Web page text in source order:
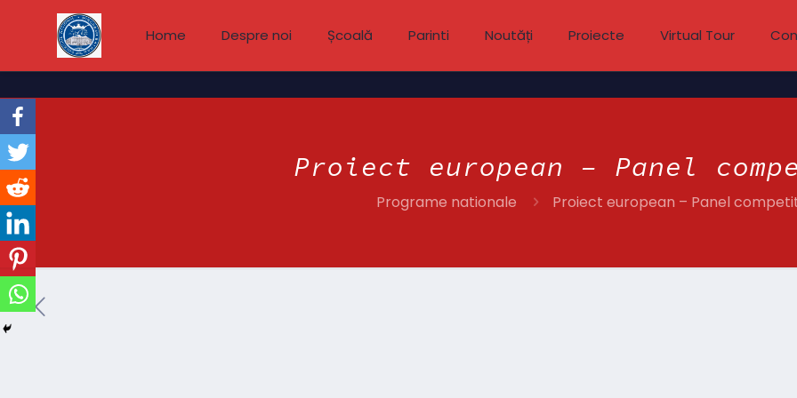
Home Despre noi Școală Parinti Noutăți Proiecte Virtual Tour
Proiect european – Panel
Programe nationale Proiect european – Panel